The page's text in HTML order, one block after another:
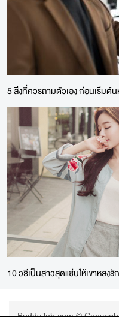
5 สิ่งที่ควรถามตัวเอง ก่อนเริ่มต้
10 วิธีเป็นสาวสุดแซ่บให้เขาหลง